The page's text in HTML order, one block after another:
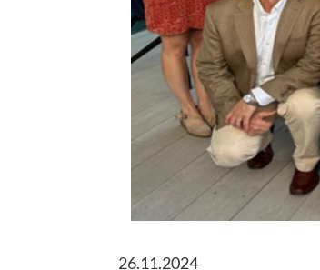
26.11.2024